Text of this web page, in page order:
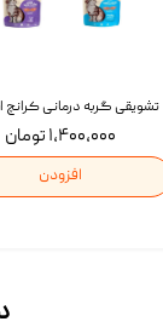
۱,۴۰۰,۰۰۰ تومان
افزودن